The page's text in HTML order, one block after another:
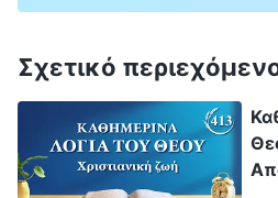
Σχετικό